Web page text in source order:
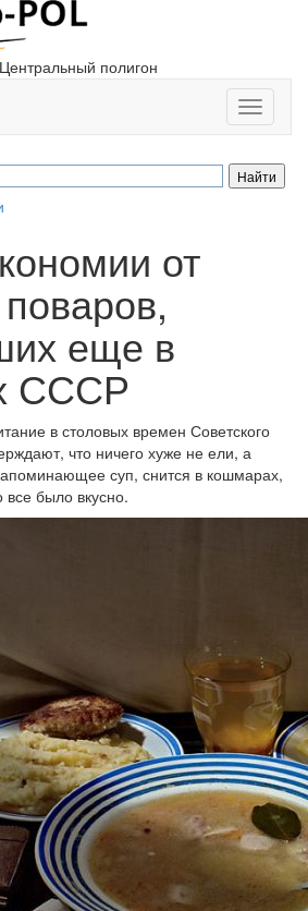
полигон
Toggle
от
еще в
СССР
в столовых времен Советского
что ничего хуже не ели, а
суп, снится в кошмарах,
все было вкусно.